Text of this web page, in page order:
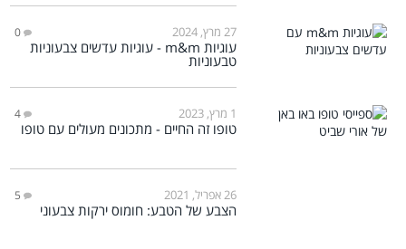
27 מרץ, 2024 0
עוגיות m&m - עוגיות עדשים צבעוניות
טבעוניות
1 מרץ, 2023 4
טופו זה החיים - מתכונים מעולים עם טופו
26 אפריל, 2021 5
הצבע של הטבע: חומוס ירקות צבעוני